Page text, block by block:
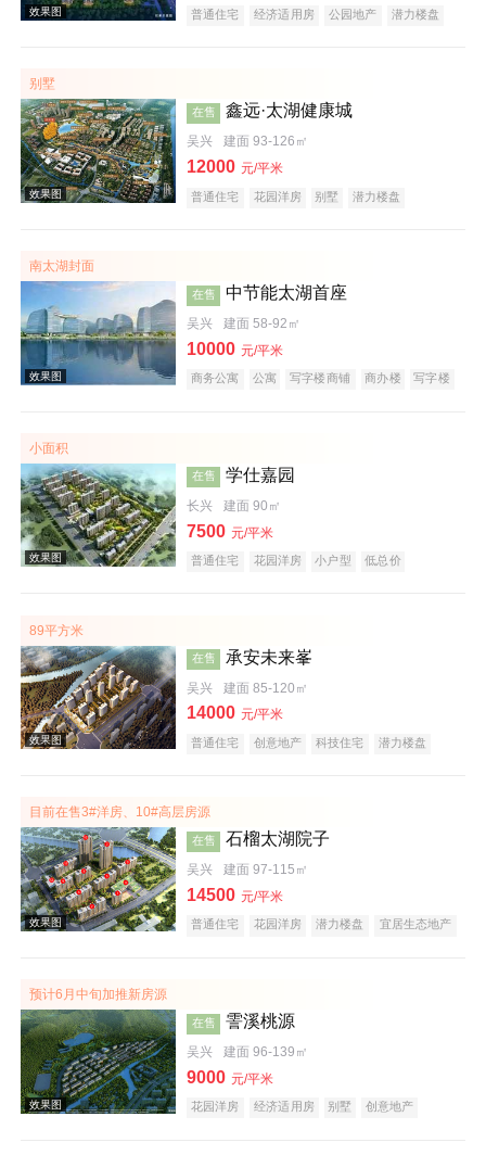
效果图
普通住宅 经济适用房 公园地产
潜力楼盘
别墅
效果图
在售 鑫远·太湖健康城
吴兴 建面 93-126㎡
12000 元/平米
普通住宅 花园洋房 别墅
潜力楼盘
南太湖封面
效果图
在售 中节能太湖首座
吴兴 建面 58-92㎡
10000 元/平米
商务公寓 公寓 写字楼商铺 商办楼
写字楼
小面积
效果图
在售 学仕嘉园
长兴 建面 90㎡
7500 元/平米
普通住宅 花园洋房 小户型
低总价
89平方米
在售 承安未来峯
吴兴 建面 85-120㎡
14000 元/平米
普通住宅 创意地产 科技住宅
潜力楼盘
目前在售3#洋房、10#高层房源
在售 石榴太湖院子
吴兴 建面 97-115㎡
14500 元/平米
普通住宅 花园洋房 潜力楼盘
宜居生态地产
预计6月中旬加推新房源
在售 霅溪桃源
吴兴 建面 96-139㎡
9000 元/平米
花园洋房 经济适用房 别墅
创意地产